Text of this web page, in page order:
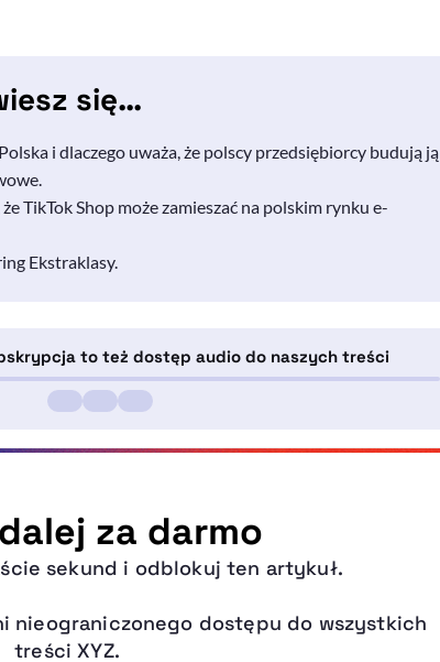
się…
i dlaczego uważa, że polscy przedsiębiorcy budują ją
TikTok Shop może zamieszać na polskim rynku e-
Ekstraklasy.